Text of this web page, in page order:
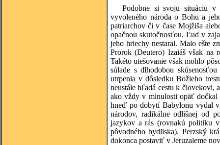
Podobne si svoju situáciu
vyvoleného národa o Bohu a
patriarchov či v čase Mojžiša
opačnou skutočnosťou. Ľud v
jeho hriechy nestaral. Malo ešte
Prorok (Deutero) Izaiáš však na
Takéto utešovanie však mohlo
súlade s dlhodobou
utrpenia v dôsledku Božieho
neustále hľadá cestu k človekovi,
ako vždy v minulosti opäť dočkal
hneď po dobytí Babylonu vydal
národov, radikálne odlišnej od
jazykov a rás (rovnakú politiku
pôvodného bydliska). Perzský
dokonca postaviť v Jeruzaleme